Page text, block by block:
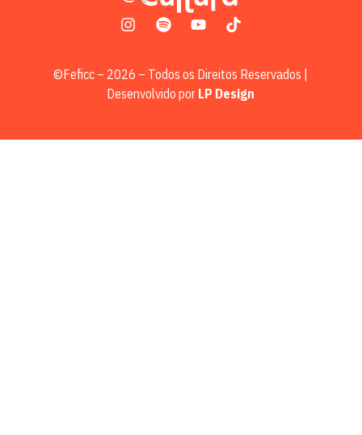
©Feficc – 2026 – Todos os Direitos Reservados |
Desenvolvido por LP Design